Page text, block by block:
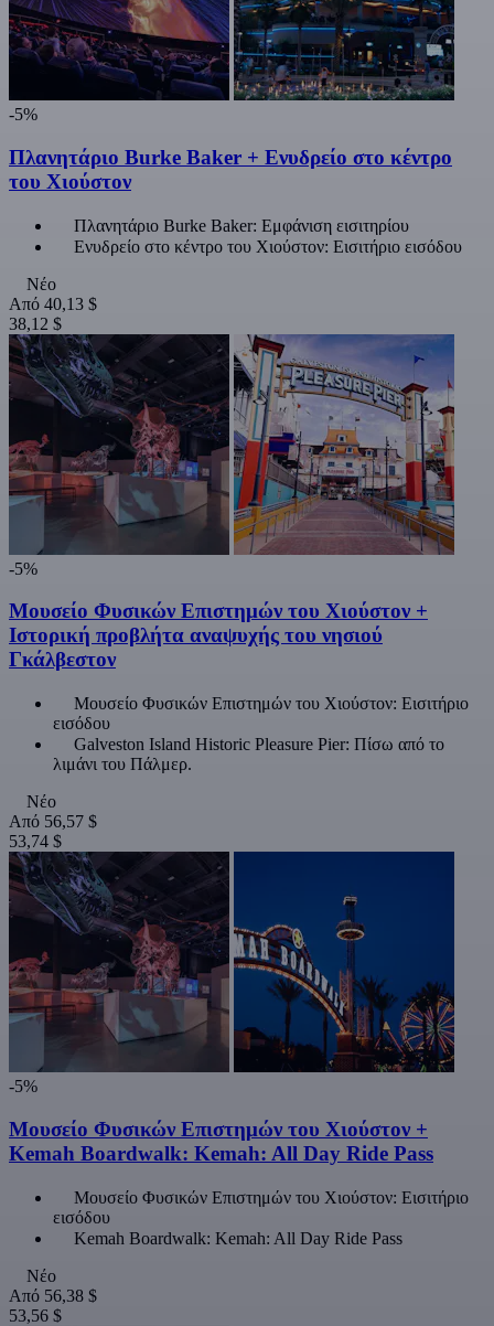
-5%
Πλανητάριο Burke Baker + Ενυδρείο στο κέντρο
του Χιούστον
Πλανητάριο Burke Baker: Εμφάνιση εισιτηρίου
Ενυδρείο στο κέντρο του Χιούστον: Εισιτήριο εισόδου
Νέο
Από 40,13 $
38,12 $
-5%
Μουσείο Φυσικών Επιστημών του Χιούστον +
Ιστορική προβλήτα αναψυχής του νησιού
Γκάλβεστον
Μουσείο Φυσικών Επιστημών του Χιούστον: Εισιτήριο
εισόδου
Galveston Island Historic Pleasure Pier: Πίσω από το
λιμάνι του Πάλμερ.
Νέο
Από 56,57 $
53,74 $
-5%
Μουσείο Φυσικών Επιστημών του Χιούστον +
Kemah Boardwalk: Kemah: All Day Ride Pass
Μουσείο Φυσικών Επιστημών του Χιούστον: Εισιτήριο
εισόδου
Kemah Boardwalk: Kemah: All Day Ride Pass
Νέο
Από 56,38 $
53,56 $